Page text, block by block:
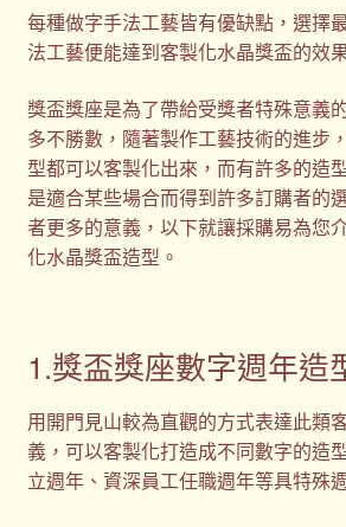
每種做字手法工藝皆有優缺點，選擇
法工藝便能達到客製化水晶獎盃的效
獎盃獎座是為了帶給受獎者特殊意義
多不勝數，隨著製作工藝技術的進步
型都可以客製化出來，而有許多的造
是適合某些場合而得到許多訂購者的
者更多的意義，以下就讓採購易為您
化水晶獎盃造型。
1.獎盃獎座數字週年造
用開門見山較為直觀的方式表達此類
義，可以客製化打造成不同數字的造
立週年、資深員工任職週年等具特殊